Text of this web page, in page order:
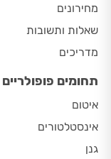
מחירונים
שאלות ותשובות
מדריכים
תחומים פופולריים
איטום
אינסטלטורים
גנן